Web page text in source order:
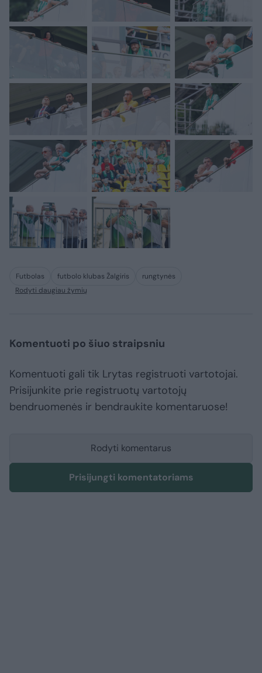
Futbolas futbolo klubas Žalgiris
rungtynės
Rodyti daugiau žymių
Komentuoti po šiuo straipsniu
Komentuoti gali tik Lrytas registruoti vartotojai.
Prisijunkite prie registruotų vartotojų
bendruomenės ir bendraukite komentaruose!
Rodyti komentarus
Prisijungti komentatoriams